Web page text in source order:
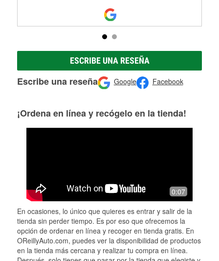
ESCRIBE UNA RESEÑA
Escribe una reseña Google Facebook
¡Ordena en línea y recógelo en la tienda!
0:07
En ocasiones, lo único que quieres es entrar y salir de la
tienda sin perder tiempo. Es por eso que ofrecemos la
opción de ordenar en línea y recoger en tienda gratis. En
OReillyAuto.com, puedes ver la disponibilidad de productos
en la tienda más cercana y realizar tu compra en línea.